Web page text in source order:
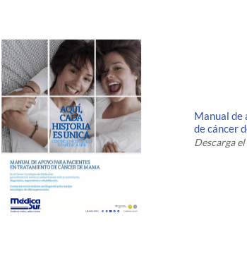
Manual de
de cáncer
Descarga el